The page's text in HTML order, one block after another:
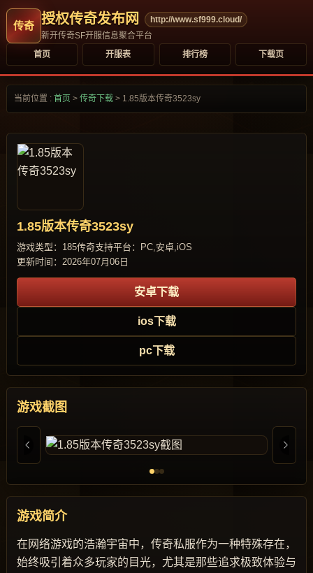
授权传奇发布网
http://www.sf999.cloud/
新开传奇SF开服信息聚合平台
首页
开服表 排行榜 下载页
当前位置 : 首页 > 传奇下载 > 1.85版本传奇3523sy
1.85版本传奇3523sy
游戏类型：185传奇支持平台：PC,安卓,iOS
更新时间：2026年07月06日
安卓下载
ios下载
pc下载
游戏截图
游戏简介
在网络游戏的浩瀚宇宙中，传奇私服作为一种特殊存在，
始终吸引着众多玩家的目光，尤其是那些追求极致体验与